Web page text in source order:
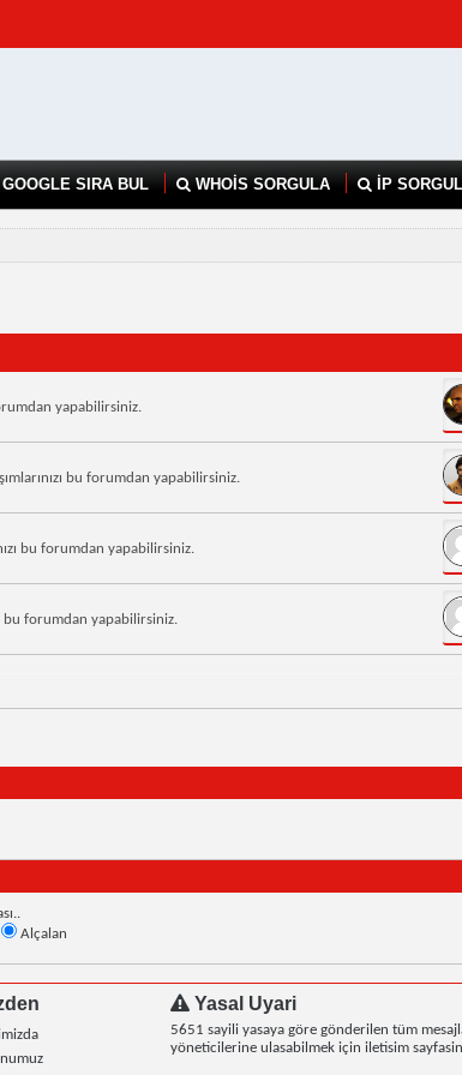
GOOGLE SIRA BUL WHOİS SORGULA İP
yapabilirsiniz.
bu forumdan yapabilirsiniz.
bu forumdan yapabilirsiniz.
bu forumdan yapabilirsiniz.
Alçalan
Yasal Uyari
5651 sayili yasaya göre gönderilen tüm
yöneticilerine ulasabilmek için iletisim